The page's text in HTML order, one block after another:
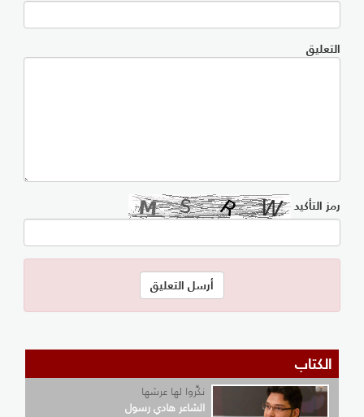
التعليق
رمز التأكيد
الكتاب
نكِّروا لها عرشها
الشاعر هادي رسول